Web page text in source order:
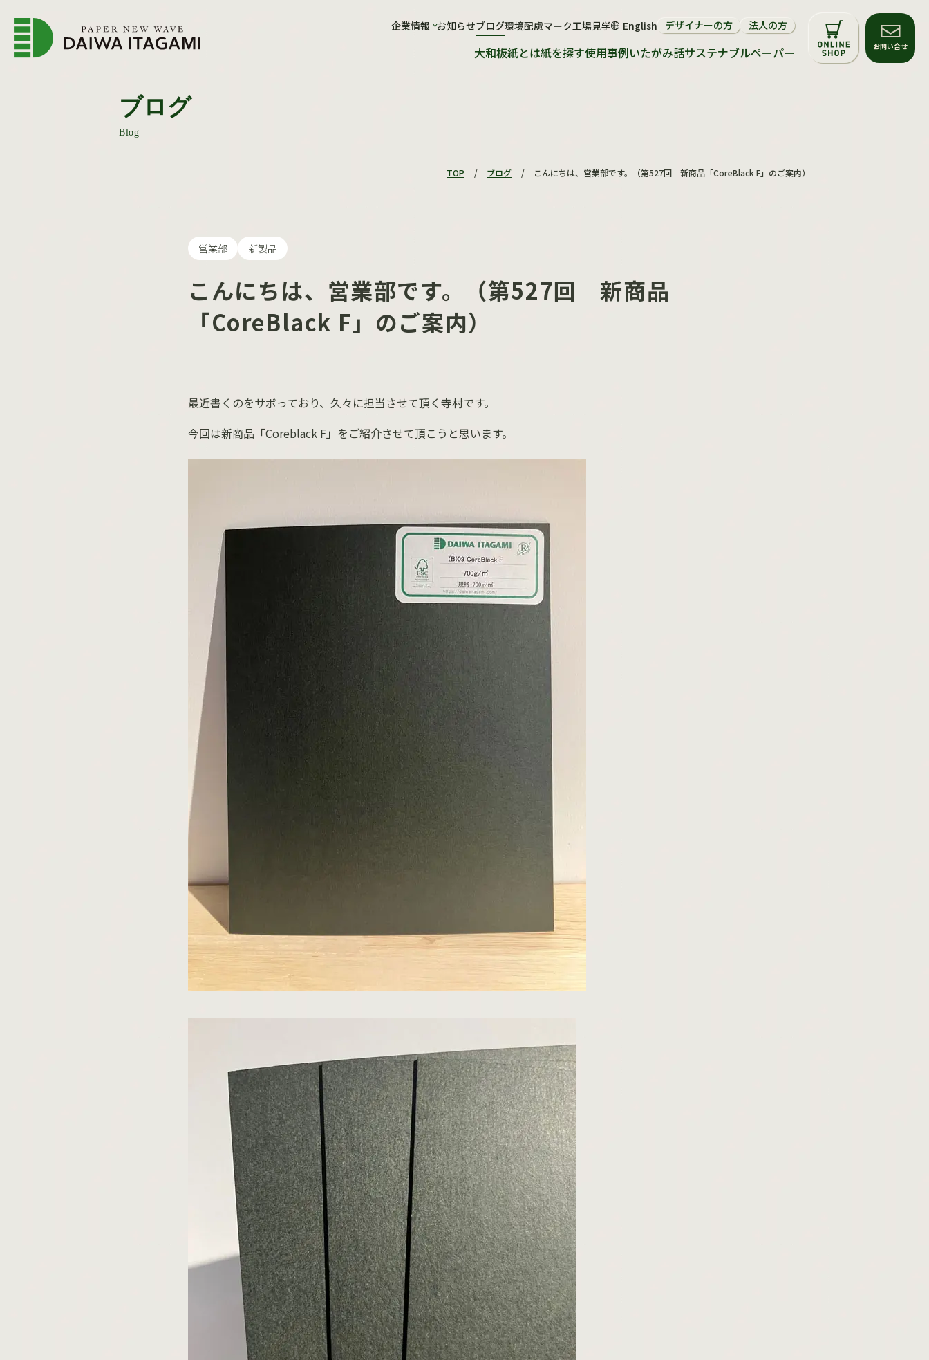
企業情報
企業情報トップページ 工場について サステナビリティについて
お知らせブログ環境配慮マーク工場見学 English デザイナーの方 法人の方
大和板紙とは紙を探す使用事例いたがみ話サステナブルペーパー お問い合せ
ブログ
Blog
TOP / ブログ / こんにちは、営業部です。（第527回 新商品「CoreBlack F」のご案内）
営業部 新製品
こんにちは、営業部です。（第527回 新商品
「CoreBlack F」のご案内）
最近書くのをサボっており、久々に担当させて頂く寺村です。
今回は新商品「Coreblack F」をご紹介させて頂こうと思います。